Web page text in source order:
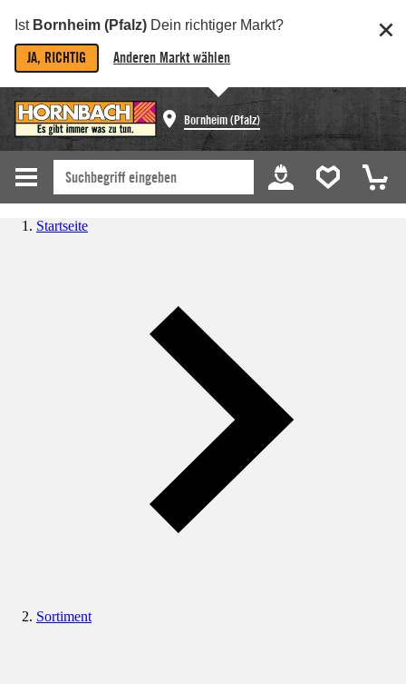
Ist Bornheim (Pfalz) Dein richtiger Markt?
JA, RICHTIG Anderen Markt wählen
Bornheim (Pfalz)
Startseite
Sortiment